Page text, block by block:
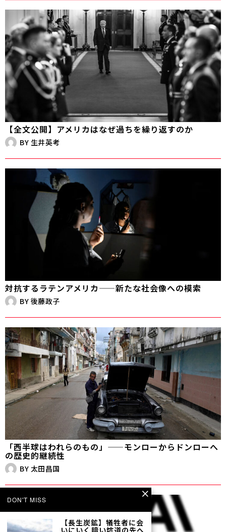
【全文公開】アメリカはなぜ過ちを繰り返すのか
BY 生井英考
対抗するラテンアメリカ——新たな社会像への模索
BY 後藤政子
「西半球はわれらのもの」——モンローからドンローへ
の歴史的継続性
BY 太田昌国
DON'T MISS
【長生炭鉱】犠牲者に会
いにいく――暗い坑道の先へ